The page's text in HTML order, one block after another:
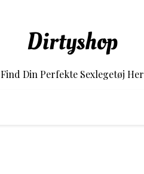
Dirtyshop
Find Din Perfekte Sexlegetøj Her